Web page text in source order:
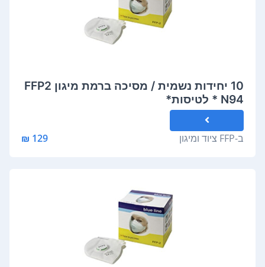
10 יחידות נשמית / מסיכה ברמת מיגון FFP2
N94 * לטיסות*
ב-FFP ציוד ומיגון 129 ₪